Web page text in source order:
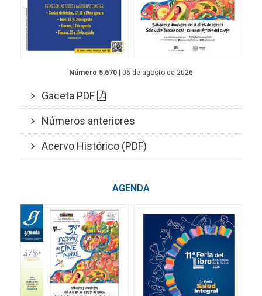
Número 5,670 | 06 de agosto de 2026
Gaceta PDF
Números anteriores
Acervo Histórico (PDF)
AGENDA